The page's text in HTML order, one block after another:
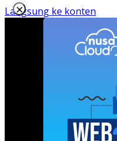
Langsung ke konten
×